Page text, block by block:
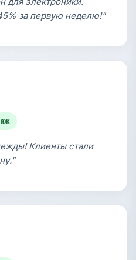
за первую неделю!"
Клиенты стали